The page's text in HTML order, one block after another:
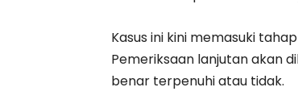
Kasus ini kini memasuki
Pemeriksaan lanjutan akan
benar terpenuhi atau tidak.